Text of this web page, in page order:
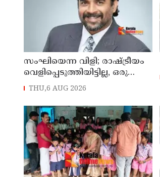
സംഘിയെന്ന വിളി; രാഷ്ട്രീയം
വെളിപ്പെടുത്തിയിട്ടില്ല, ഒരു
പാര്‍ട്ടിയും അംഗത്വത്തിന്
THU,6 AUG 2026